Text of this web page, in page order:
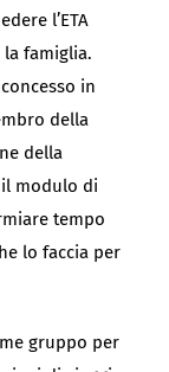
l’ETA
famiglia.
in
della
della
modulo di
tempo
lo faccia per
gruppo per